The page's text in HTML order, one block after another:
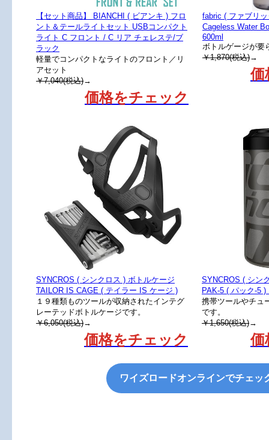
【セット商品】 BIANCHI ( ビアンキ ) フロ
ント＆テールライトセット USBコンパクト
ライト C フロント / C リア チェレステ/ブ
ラック
軽量でコンパクトなライトのフロント／リ
アセット
￥7,040(税込)→
価格をチェック
fabric ( ファブリ
Cageless Water
600ml
ボトルゲージが要
￥1,870(税込)→
価
SYNCROS ( シンクロス ) ボトルケージ
TAILOR IS CAGE ( テイラー IS ケージ )
１９種類ものツールが収納されたインテグ
レーテッドボトルケージです。
￥6,050(税込)→
価格をチェック
SYNCROS ( シン
PAK-5 ( パック-5
携帯ツールやチュ
です。
￥1,650(税込)→
価
ワイズロードオンラインでチェッ